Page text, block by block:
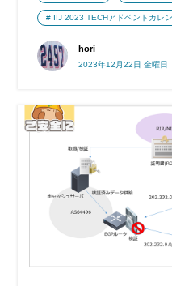
hori
2023年12月22日 金曜日
IIJ 2023 TECHアドベントカレ